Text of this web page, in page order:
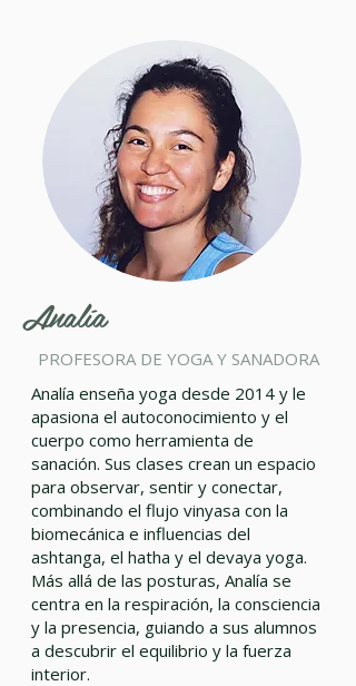
Analía
PROFESORA DE YOGA Y SANADORA
Analía enseña yoga desde 2014 y le
apasiona el autoconocimiento y el
cuerpo como herramienta de
sanación. Sus clases crean un espacio
para observar, sentir y conectar,
combinando el flujo vinyasa con la
biomecánica e influencias del
ashtanga, el hatha y el devaya yoga.
Más allá de las posturas, Analía se
centra en la respiración, la consciencia
y la presencia, guiando a sus alumnos
a descubrir el equilibrio y la fuerza
interior.